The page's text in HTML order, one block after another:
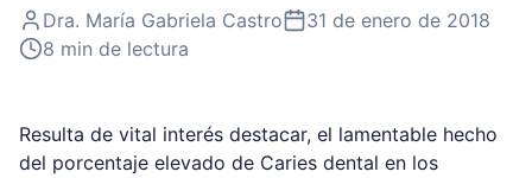
Dra. María Gabriela Castro
31 de enero de 2018
8 min de lectura
Resulta de vital interés destacar, el lamentable hecho
del porcentaje elevado de Caries dental en los